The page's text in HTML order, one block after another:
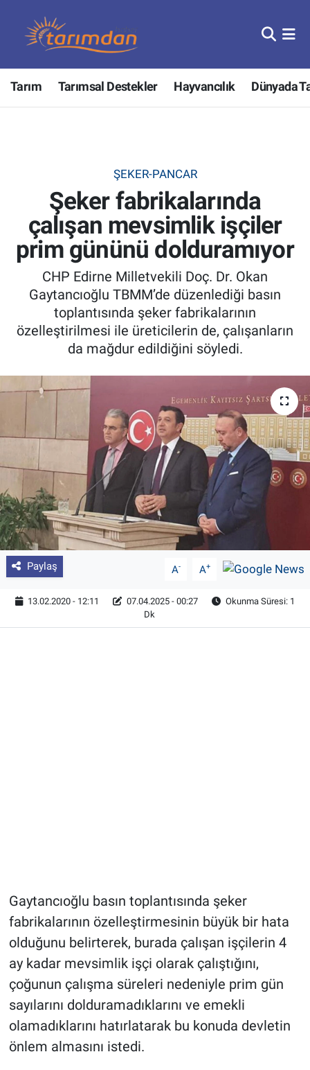
Tarım Tarımsal Destekler Hayvancılık Dünyada
ŞEKER-PANCAR
Şeker fabrikalarında
çalışan mevsimlik işçiler
prim gününü dolduramıyor
CHP Edirne Milletvekili Doç. Dr. Okan
Gaytancıoğlu TBMM’de düzenlediği basın
toplantısında şeker fabrikalarının
özelleştirilmesi ile üreticilerin de, çalışanların
da mağdur edildiğini söyledi.
Paylaş A- A+
13.02.2020 - 12:11 07.04.2025 - 00:27
Okunma Süresi: 1
Dk
Gaytancıoğlu basın toplantısında şeker
fabrikalarının özelleştirmesinin büyük bir hata
olduğunu belirterek, burada çalışan işçilerin 4
ay kadar mevsimlik işçi olarak çalıştığını,
çoğunun çalışma süreleri nedeniyle prim gün
sayılarını dolduramadıklarını ve emekli
olamadıklarını hatırlatarak bu konuda devletin
önlem almasını istedi.
Tarım
Hayvancılık
Tarımsal Destekler
Tarım Bakanlığı
Tarım Kredi Kooperatifleri
Pankobirlik
Yetiştirici Soruyor
Dünyada Tarım
Üretici Birlikleri
Şeker ve Şekerli Mamüller
Nöbetçi Eczaneler
Hava Durumu
Tüm Manşetler
Son Dakika Haberleri
Haber Arşivi